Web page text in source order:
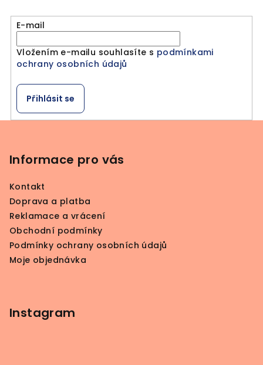
a
c
í
p
v
E-mail
Vložením e-mailu souhlasíte s podmínkami
ochrany osobních údajů
Přihlásit se
Informace pro vás
Kontakt
Doprava a platba
Reklamace a vrácení
Obchodní podmínky
Podmínky ochrany osobních údajů
Moje objednávka
Instagram